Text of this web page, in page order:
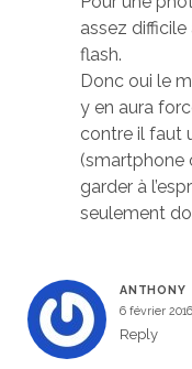
assez difficile
flash.
Donc oui le
y en aura
contre il faut
(smartphone
garder à
seulement
ANTHONY
6 février 2016
Reply